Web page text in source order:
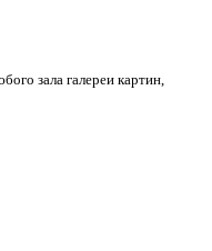
зала галереи картин,